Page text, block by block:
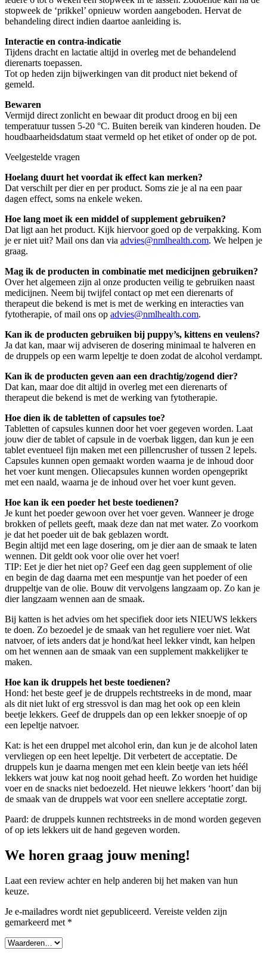
stopweek de ‘prikkel’ opnieuw worden aangeboden. Hervat de
behandeling direct indien daartoe aanleiding is.
Interactie en contra-indicatie
Tijdens dracht en lactatie altijd in overleg met de behandelend
dierenarts toepassen.
Tot op heden zijn bijwerkingen van dit product niet bekend of
gemeld.
Bewaren
Vermijd direct zonlicht en bewaar dit product droog en bij een
temperatuur tussen 5-20 °C. Buiten bereik van kinderen houden. De
houdbaarheidsdatum staat vermeld op het etiket of onder op de pot.
Veelgestelde vragen
Hoelang duurt het voordat ik effect kan merken?
Dat verschilt per dier en per product. Soms zie je al na een paar
dagen effect, soms na enkele weken.
Hoe lang moet ik een middel of supplement gebruiken?
Dat ligt aan het product. Kijk hiervoor goed op de verpakking. Kom
je er niet uit? Mail ons dan via advies@nmlhealth.com. We helpen je
graag.
Mag ik de producten in combinatie met medicijnen gebruiken?
Over het algemeen zijn al onze producten veilig te gebruiken naast
medicijnen. Neem bij twijfel contact op met een dierenarts of
therapeut die bekend is met is met de werking en interacties van
fytotherapie, of mail ons op advies@nmlhealth.com.
Kan ik de producten gebruiken bij puppy’s, kittens en veulens?
Ja dat kan, maar wij adviseren de dosering minimaal te halveren en
de druppels op een warm lepeltje te doen zodat de alcohol verdampt.
Kan ik de producten geven aan een drachtig/zogend dier?
Dat kan, maar doe dit altijd in overleg met een dierenarts of
therapeut die bekend is met de werking van fytotherapie.
Hoe dien ik de tabletten of capsules toe?
Tabletten of capsules kunnen door het voer gegeven worden. Laat
jouw dier de tablet of capsule in de voerbak liggen, dan kun je een
tablet eventueel fijn maken met een pillencrusher of tussen 2 lepels.
Capsules kunnen open gemaakt worden waarna je de inhoud door
het voer kunt mengen. Oliecapsules kunnen worden opengeprikt
met een naald, waarna je de inhoud over het voer kunt geven.
Hoe kan ik een poeder het beste toedienen?
Je kunt het poeder gewoon over het voer geven. Wanneer je droge
brokken of pellets geeft, maak deze dan nat met water. Zo voorkom
je dat het poeder uit de bak geblazen wordt.
Begin altijd met een lage dosering, om je dier aan de smaak te laten
wennen. Dit geldt ook voor olie over het voer!
TIP: Eet je dier het niet op? Geef een dag geen supplement of olie
en begin de dag daarna met een mespuntje van het poeder of een
druppeltje van de olie. Bouw dit vervolgens langzaam op. Zo kan je
dier langzaam wennen aan de smaak.
Bij katten is het advies om het specifiek door iets NIEUWS lekkers
te doen. Zo bezoedel je de smaak van het reguliere voer niet. Wat
natvoer, of iets anders dat je hond/kat heel lekker vindt, kan helpen
om het wennen aan de smaak van een supplement makkelijker te
maken.
Hoe kan ik druppels het beste toedienen?
Hond: het beste geef je de druppels rechtstreeks in de mond, maar
als dit niet lukt of erg stressvol is dan mag het ook op een klein
beetje lekkers. Geef de druppels dan op een lekker snoepje of op
een lepeltje natvoer.
Kat: is het een druppel met alcohol erin, dan kun je de alcohol laten
vervliegen op een heet lepeltje. Dit verbetert de acceptatie. De
druppels kun je daarna mengen met een klein beetje van iets héél
lekkers wat jouw kat nog nooit gehad heeft. Zo worden het huidige
voer en de snacks niet bedoezeld. Het nieuwe lekkers ‘hoort’ dan bij
de smaak van de druppels wat voor een snellere acceptatie zorgt.
Paard: de druppels kunnen rechtstreeks in de mond worden gegeven
of op iets lekkers uit de hand gegeven worden.
We horen graag jouw mening!
Laat een review achter en help anderen bij het maken van hun
keuze.
Je e-mailadres wordt niet gepubliceerd. Vereiste velden zijn
gemarkeerd met *